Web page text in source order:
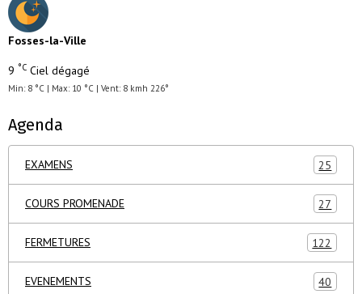
Fosses-la-Ville
9 °C Ciel dégagé
Min: 8 °C | Max: 10 °C | Vent: 8 kmh 226°
Agenda
EXAMENS 25
COURS PROMENADE 27
FERMETURES 122
EVENEMENTS 40